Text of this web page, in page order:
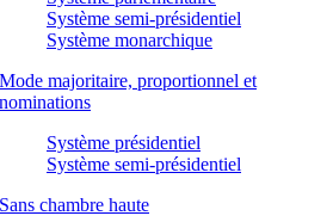
Système semi-présidentiel
Système monarchique
Mode majoritaire, proportionnel et
nominations
Système présidentiel
Système semi-présidentiel
Sans chambre haute